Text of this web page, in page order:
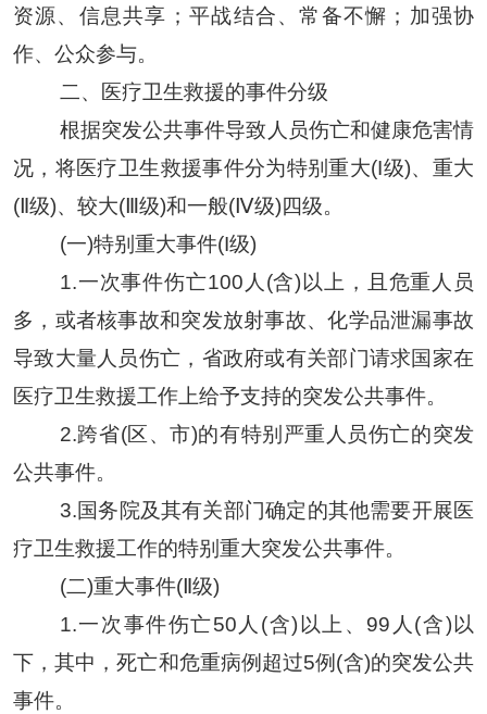
资源、信息共享；平战结合、常备不懈；加强协
作、公众参与。
二、
医疗卫生救援的事件分级
根据突发公共事件导致人员伤亡和健康危害情
况，将医疗卫生救援事件分为特别重大(I级)、重大
(Ⅱ级)、较大(Ⅲ级)和一般(Ⅳ级)四级。
(一)特别重大事件(I级)
1.一次事件伤亡100人(含)以上，且危重人员
多，或者核事故和突发放射事故、化学品泄漏事故
导致大量人员伤亡，省政府或有关部门请求国家在
医疗卫生救援工作上给予支持的突发公共事件。
2.跨省(区、市)的有特别严重人员伤亡的突发
公共事件。
3.国务院及其有关部门确定的其他需要开展医
疗卫生救援工作的特别重大突发公共事件。
(二)重大事件(Ⅱ级)
1.一次事件伤亡50人(含)以上、99人(含)以
下，其中 ，死亡和危重病例超过5例(含)的突发公共
事件。